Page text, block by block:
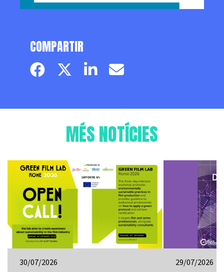
COMPARTIR
Facebook pageTwitter page
LinkedinEmail
MÉS NOTÍCIES
30/07/2026 29/07/2026